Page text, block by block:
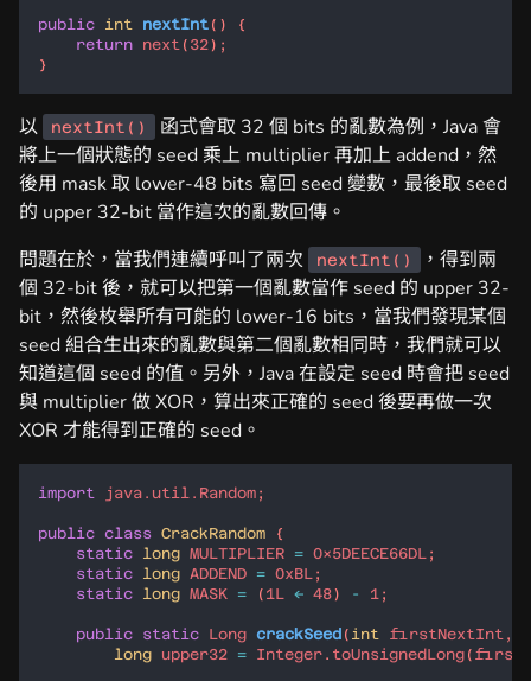
public int nextInt
return next ( 32
以 nextInt()
函式會取 32 個 bits 的亂數為例，Java 會
將上一個狀態的 seed 乘上 multiplier 再加上 addend，然
後用 mask 取 lower-48 bits 寫回 seed 變數，最後取 seed
的 upper 32-bit 當作這次的亂數回傳。
問題在於，當我們連續呼叫了兩次
nextInt()
，得到兩
個 32-bit 後，就可以把第一個亂數當作 seed 的 upper 32-
bit，然後枚舉所有可能的 lower-16 bits，當我們發現某個
seed 組合生出來的亂數與第二個亂數相同時，我們就可以
知道這個 seed 的值。另外，Java 在設定 seed 時會把 seed
與 multiplier 做 XOR，算出來正確的 seed 後要再做一次
XOR 才能得到正確的 seed。
import java.util.Random
public class CrackRandom
static long MULTIPLIER = 0x5DEECE66DL
static long ADDEND = 0xBL
static long MASK = ( 1L << 48) - 1
public static Long crackSeed ( int firstNextInt ,
long upper32 = Integer . toUnsignedLong (